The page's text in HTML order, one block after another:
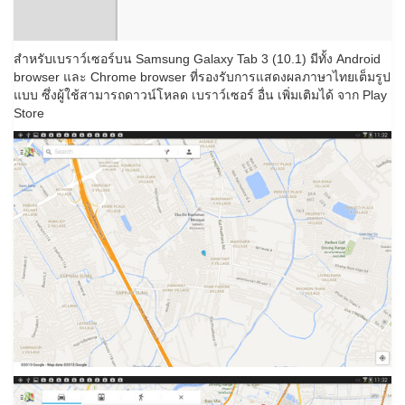
สำหรับเบราว์เซอร์บน Samsung Galaxy Tab 3 (10.1) มีทั้ง Android
browser และ Chrome browser ที่รองรับการแสดงผลภาษาไทยเต็มรูป
แบบ ซึ่งผู้ใช้สามารถดาวน์โหลด เบราว์เซอร์ อื่น เพิ่มเติมได้ จาก Play
Store